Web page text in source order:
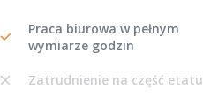
Praca biurowa w pełnym
wymiarze godzin
Zatrudnienie na część etatu